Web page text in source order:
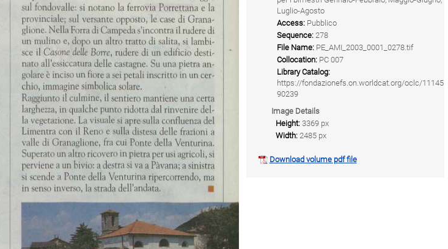
Luglio-Agosto
Access: Pubblico
Sequence: 278
File Name: PE_AMI_2003_0001_0278.tif
Collocation: PC 007
Library Catalog:
https://fondazionefs.on.worldcat.org/oclc/11145
90239
Image Details
Height: 3369 px
Width: 2485 px
Download volume pdf file